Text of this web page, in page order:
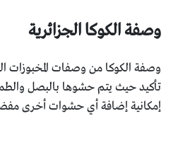
وصفة الكوكا الجزائرية
وصفة الكوكا من وصفات
تأكيد حيث يتم حشوها بالبصل
إمكانية إضافة أي حشوات أخرى